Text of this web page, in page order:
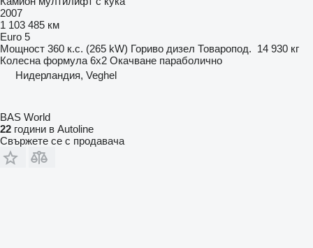
2007
1 103 485 км
Euro 5
Мощност 360 к.с. (265 kW) Гориво дизел Товаропод. 14 930 кг
Колесна формула 6x2 Окачване параболично
Нидерландия, Veghel
BAS World
22 години в Autoline
Свържете се с продавача